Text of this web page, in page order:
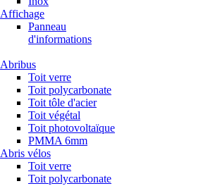
Affichage
Panneau
d'informations
Abribus
Toit verre
Toit polycarbonate
Toit tôle d'acier
Toit végétal
Toit photovoltaïque
PMMA 6mm
Abris vélos
Toit verre
Toit polycarbonate